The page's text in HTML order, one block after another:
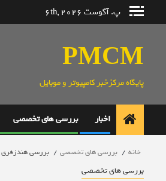
پ. آگوست 6th, 2026
PMCM
پایگاه مرکزخبر کامپیوتر و موبایل
اخبار بررسی های تخصصی
خانه بررسی های تخصصی بررسی هندزفری Anker r50i NC؛ یه انتخاب قانع کننده!
بررسی های تخصصی